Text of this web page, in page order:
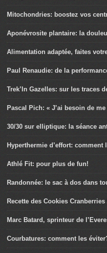
Mitochondries: boostez vos
Aponévrosite plantaire: la
Alimentation adaptée, faites
Paul Renaudie: de la
Trek’In Gazelles: sur les traces
Pascal Pich: « J’ai besoin de
30/30 sur elliptique: la séance
Hyperthermie d’effort: comment
Athlé Fit: pour plus de fun!
Randonnée: le sac à dos dans
Recette des Cookies
Marc Batard, sprinteur de
Courbatures: comment les